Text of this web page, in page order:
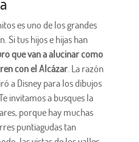
es uno de los grandes
Si tus hijos e hijas han
que van a alucinar como
con el Alcázar. La razón
a Disney para los dibujos
invitamos a busques la
porque hay muchas
puntiagudas tan